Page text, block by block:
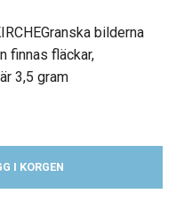
bilderna
finnas fläckar,
3,5 gram
I KORGEN